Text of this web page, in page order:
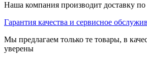
Наша компания производит доставку по
Гарантия качества и сервисное
Мы предлагаем только те товары, в
уверены